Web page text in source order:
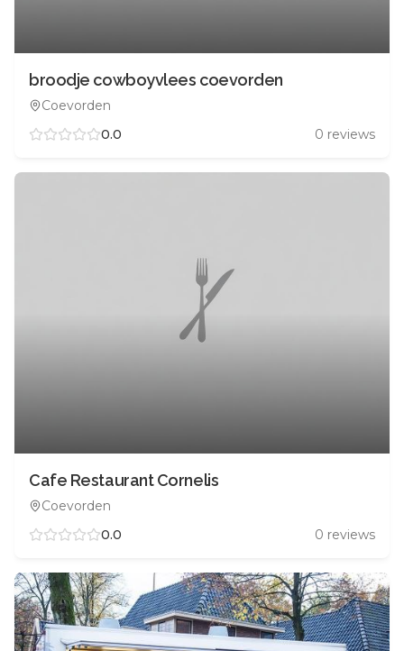
broodje cowboyvlees coevorden
Coevorden
0.0
0 reviews
Cafe Restaurant Cornelis
Coevorden
0.0
0 reviews